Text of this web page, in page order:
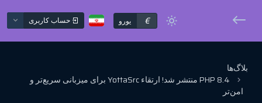
€ یورو حساب کاربری
بلاگ‌ها
PHP 8.4 منتشر شد! ارتقاء YottaSrc برای میزبانی سریع‌تر و
امن‌تر